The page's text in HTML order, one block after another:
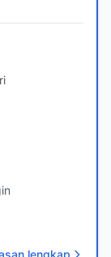
lengkap